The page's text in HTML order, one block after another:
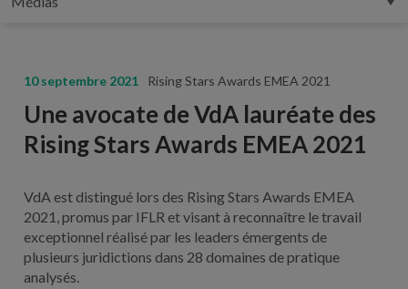
10 septembre 2021 Rising Stars Awards EMEA 2021
Une avocate de VdA lauréate des
Rising Stars Awards EMEA 2021
VdA est distingué lors des Rising Stars Awards EMEA
2021, promus par IFLR et visant à reconnaître le travail
exceptionnel réalisé par les leaders émergents de
plusieurs juridictions dans 28 domaines de pratique
analysés.